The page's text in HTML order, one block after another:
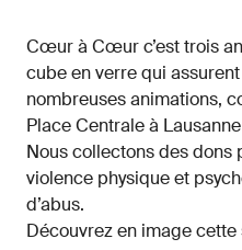
Cœur à Cœur c’est trois
cube en verre qui
nombreuses animations,
Place Centrale à
Nous collectons des dons
violence physique et
d’abus.
Découvrez en image